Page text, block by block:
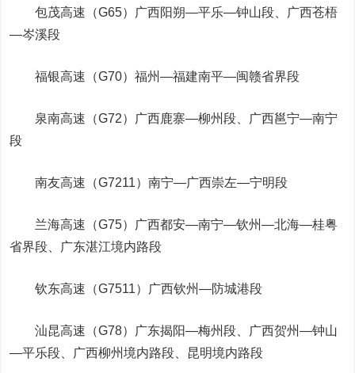
包茂高速（G65）广西阳朔—平乐—钟山段、广西苍梧
—岑溪段
福银高速（G70）福州—福建南平—闽赣省界段
泉南高速（G72）广西鹿寨—柳州段、广西邕宁—南宁
段
南友高速（G7211）南宁—广西崇左—宁明段
兰海高速（G75）广西都安—南宁—钦州—北海—桂粤
省界段、广东湛江境内路段
钦东高速（G7511）广西钦州—防城港段
汕昆高速（G78）广东揭阳—梅州段、广西贺州—钟山
—平乐段、广西柳州境内路段、昆明境内路段